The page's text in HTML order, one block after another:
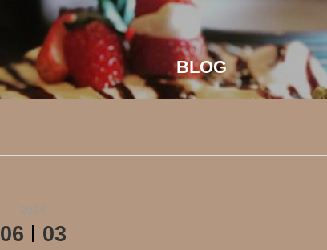
BLOG
2024
06 03